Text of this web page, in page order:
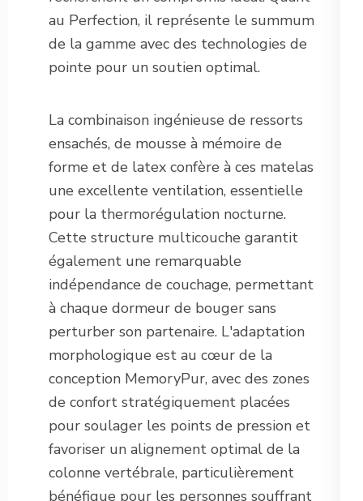
au Perfection, il représente le summum
de la gamme avec des technologies de
pointe pour un soutien optimal.
La combinaison ingénieuse de ressorts
ensachés, de mousse à mémoire de
forme et de latex confère à ces matelas
une excellente ventilation, essentielle
pour la thermorégulation nocturne.
Cette structure multicouche garantit
également une remarquable
indépendance de couchage, permettant
à chaque dormeur de bouger sans
perturber son partenaire. L'adaptation
morphologique est au cœur de la
conception MemoryPur, avec des zones
de confort stratégiquement placées
pour soulager les points de pression et
favoriser un alignement optimal de la
colonne vertébrale, particulièrement
bénéfique pour les personnes souffrant